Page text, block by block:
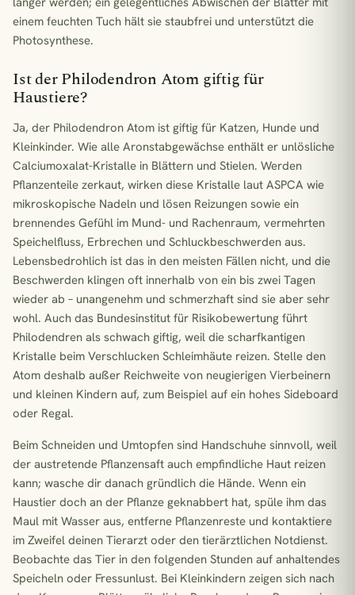
einem feuchten Tuch hält sie staubfrei und unterstützt die
Photosynthese.
Ist der Philodendron Atom giftig für
Haustiere?
Ja, der Philodendron Atom ist giftig für Katzen, Hunde und
Kleinkinder. Wie alle Aronstabgewächse enthält er unlösliche
Calciumoxalat-Kristalle in Blättern und Stielen. Werden
Pflanzenteile zerkaut, wirken diese Kristalle laut ASPCA wie
mikroskopische Nadeln und lösen Reizungen sowie ein
brennendes Gefühl im Mund- und Rachenraum, vermehrten
Speichelfluss, Erbrechen und Schluckbeschwerden aus.
Lebensbedrohlich ist das in den meisten Fällen nicht, und die
Beschwerden klingen oft innerhalb von ein bis zwei Tagen
wieder ab – unangenehm und schmerzhaft sind sie aber sehr
wohl. Auch das Bundesinstitut für Risikobewertung führt
Philodendren als schwach giftig, weil die scharfkantigen
Kristalle beim Verschlucken Schleimhäute reizen. Stelle den
Atom deshalb außer Reichweite von neugierigen Vierbeinern
und kleinen Kindern auf, zum Beispiel auf ein hohes Sideboard
oder Regal.
Beim Schneiden und Umtopfen sind Handschuhe sinnvoll, weil
der austretende Pflanzensaft auch empfindliche Haut reizen
kann; wasche dir danach gründlich die Hände. Wenn ein
Haustier doch an der Pflanze geknabbert hat, spüle ihm das
Maul mit Wasser aus, entferne Pflanzenreste und kontaktiere
im Zweifel deinen Tierarzt oder den tierärztlichen Notdienst.
Beobachte das Tier in den folgenden Stunden auf anhaltendes
Speicheln oder Fressunlust. Bei Kleinkindern zeigen sich nach